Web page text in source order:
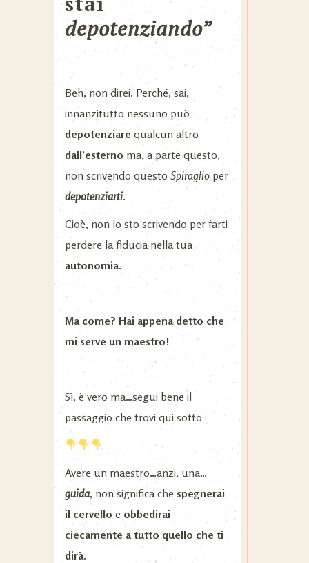
depotenziando”
Beh, non direi. Perché, sai,
innanzitutto nessuno può
depotenziare qualcun altro
dall’esterno ma, a parte questo,
non scrivendo questo Spiraglioper
depotenziarti.
Cioè, non lo sto scrivendo per farti
perdere la fiducia nella tua
autonomia.
Ma come? Hai appena detto che
mi serve un maestro!
Sì, è vero ma…segui bene il
passaggio che trovi qui sotto
Avere un maestro…anzi, una…
guida, non significa che spegnerai
il cervello e obbedirai
ciecamente a tutto quello che ti
dirà.